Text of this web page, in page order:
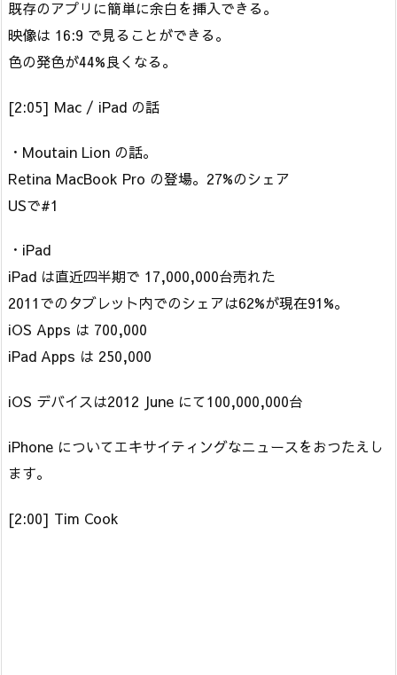
既存のアプリに簡単に余白を挿入できる。
映像は 16:9 で見ることができる。
色の発色が44%良くなる。
[2:05] Mac / iPad の話
・Moutain Lion の話。
Retina MacBook Pro の登場。27%のシェア
USで#1
・iPad
iPad は直近四半期で 17,000,000台売れた
2011でのタブレット内でのシェアは62%が現在91%。
iOS Apps は 700,000
iPad Apps は 250,000
iOS デバイスは2012 June にて100,000,000台
iPhone についてエキサイティングなニュースをおつたえし
ます。
[2:00] Tim Cook